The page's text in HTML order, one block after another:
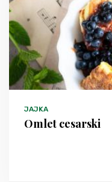
JAJKA
Omlet cesarski